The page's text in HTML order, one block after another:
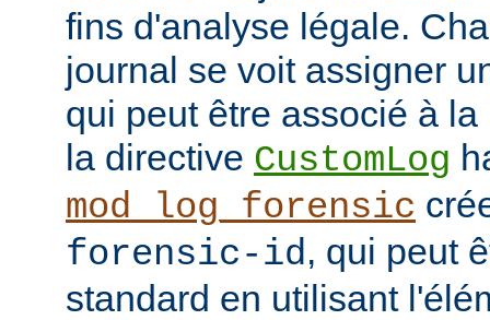
fins d'analyse légale.
journal se voit assigner
qui peut être associé à
la directive CustomLog
mod_log_forensic
forensic-id, qui peut
standard en utilisant